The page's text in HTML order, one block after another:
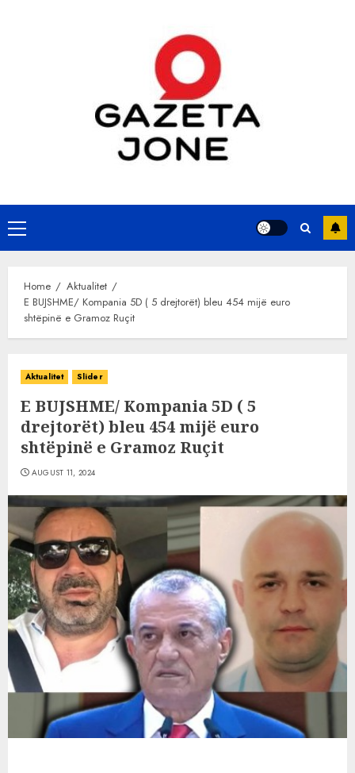
Primary
Menu
Home
Aktualitet
E BUJSHME/ Kompania 5D ( 5 drejtorët) bleu 454 mijë euro
shtëpinë e Gramoz Ruçit
Aktualitet Slider
E BUJSHME/ Kompania 5D ( 5
drejtorët) bleu 454 mijë euro
shtëpinë e Gramoz Ruçit
AUGUST 11, 2024